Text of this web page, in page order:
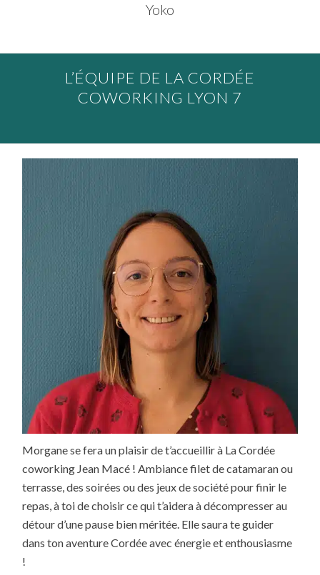
Yoko
L’ÉQUIPE DE LA CORDÉE
COWORKING LYON 7
Morgane se fera un plaisir de t’accueillir à La Cordée
coworking Jean Macé ! Ambiance filet de catamaran ou
terrasse, des soirées ou des jeux de société pour finir le
repas, à toi de choisir ce qui t’aidera à décompresser au
détour d’une pause bien méritée. Elle saura te guider
dans ton aventure Cordée avec énergie et enthousiasme
!